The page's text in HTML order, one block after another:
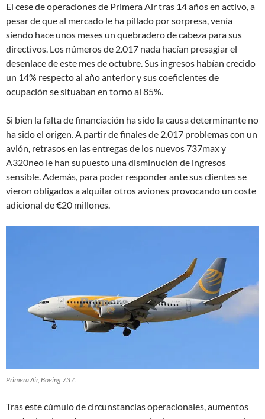
El cese de operaciones de Primera Air tras 14 años en activo, a
pesar de que al mercado le ha pillado por sorpresa, venía
siendo hace unos meses un quebradero de cabeza para sus
directivos. Los números de 2.017 nada hacían presagiar el
desenlace de este mes de octubre. Sus ingresos habían crecido
un 14% respecto al año anterior y sus coeficientes de
ocupación se situaban en torno al 85%.
Si bien la falta de financiación ha sido la causa determinante no
ha sido el origen. A partir de finales de 2.017 problemas con un
avión, retrasos en las entregas de los nuevos 737max y
A320neo le han supuesto una disminución de ingresos
sensible. Además, para poder responder ante sus clientes se
vieron obligados a alquilar otros aviones provocando un coste
adicional de €20 millones.
Primera Air, Boeing 737.
Tras este cúmulo de circunstancias operacionales, aumentos